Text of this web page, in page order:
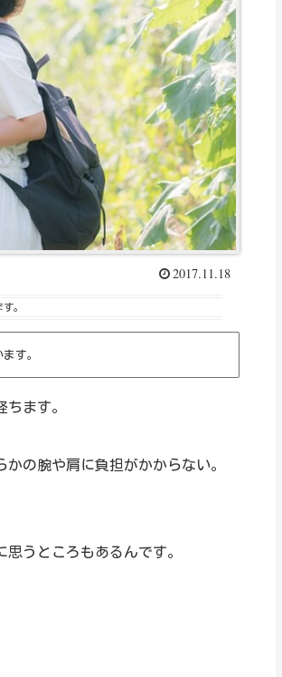
2017.11.18
。
す。
ます。
の腕や肩に負担がかからない。
うところもあるんです。